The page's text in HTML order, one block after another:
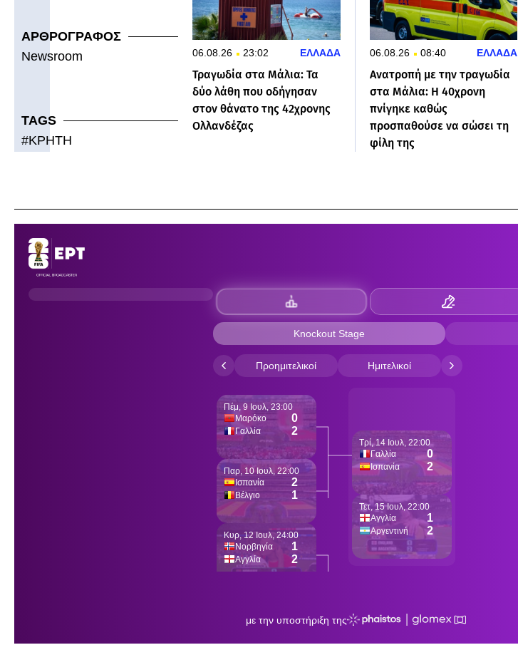
ΑΡΘΡΟΓΡΑΦΟΣ
Newsroom
TAGS
#ΚΡΗΤΗ
06.08.26 23:02 ΕΛΛΑΔΑ
Τραγωδία στα Μάλια: Τα
δύο λάθη που οδήγησαν
στον θάνατο της 42χρονης
Ολλανδέζας
06.08.26 08:40 ΕΛΛΑΔΑ
Ανατροπή με την τραγωδία
στα Μάλια: Η 40χρονη
πνίγηκε καθώς
προσπαθούσε να σώσει τη
φίλη της